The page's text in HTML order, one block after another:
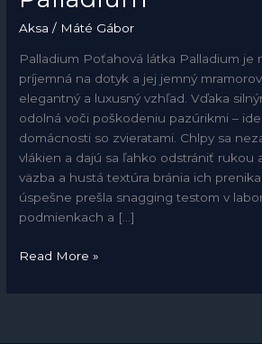
Aksa / Máté Gábor
Palladium Poťahová látka Palladium je
príjemná na dotyk a jej jemný
elegantný a luxusný vzhľad. Vďaka
odolná voči poškodeniu pazúrikmi –
domácnosti so zvieratami. Chlpy sa
vlákien a dajú sa ľahko odstrániť rukou
väzba a hustá textúra bránia ich
úspešne prešla snagging testom v
podmienkach a […]
Read More »